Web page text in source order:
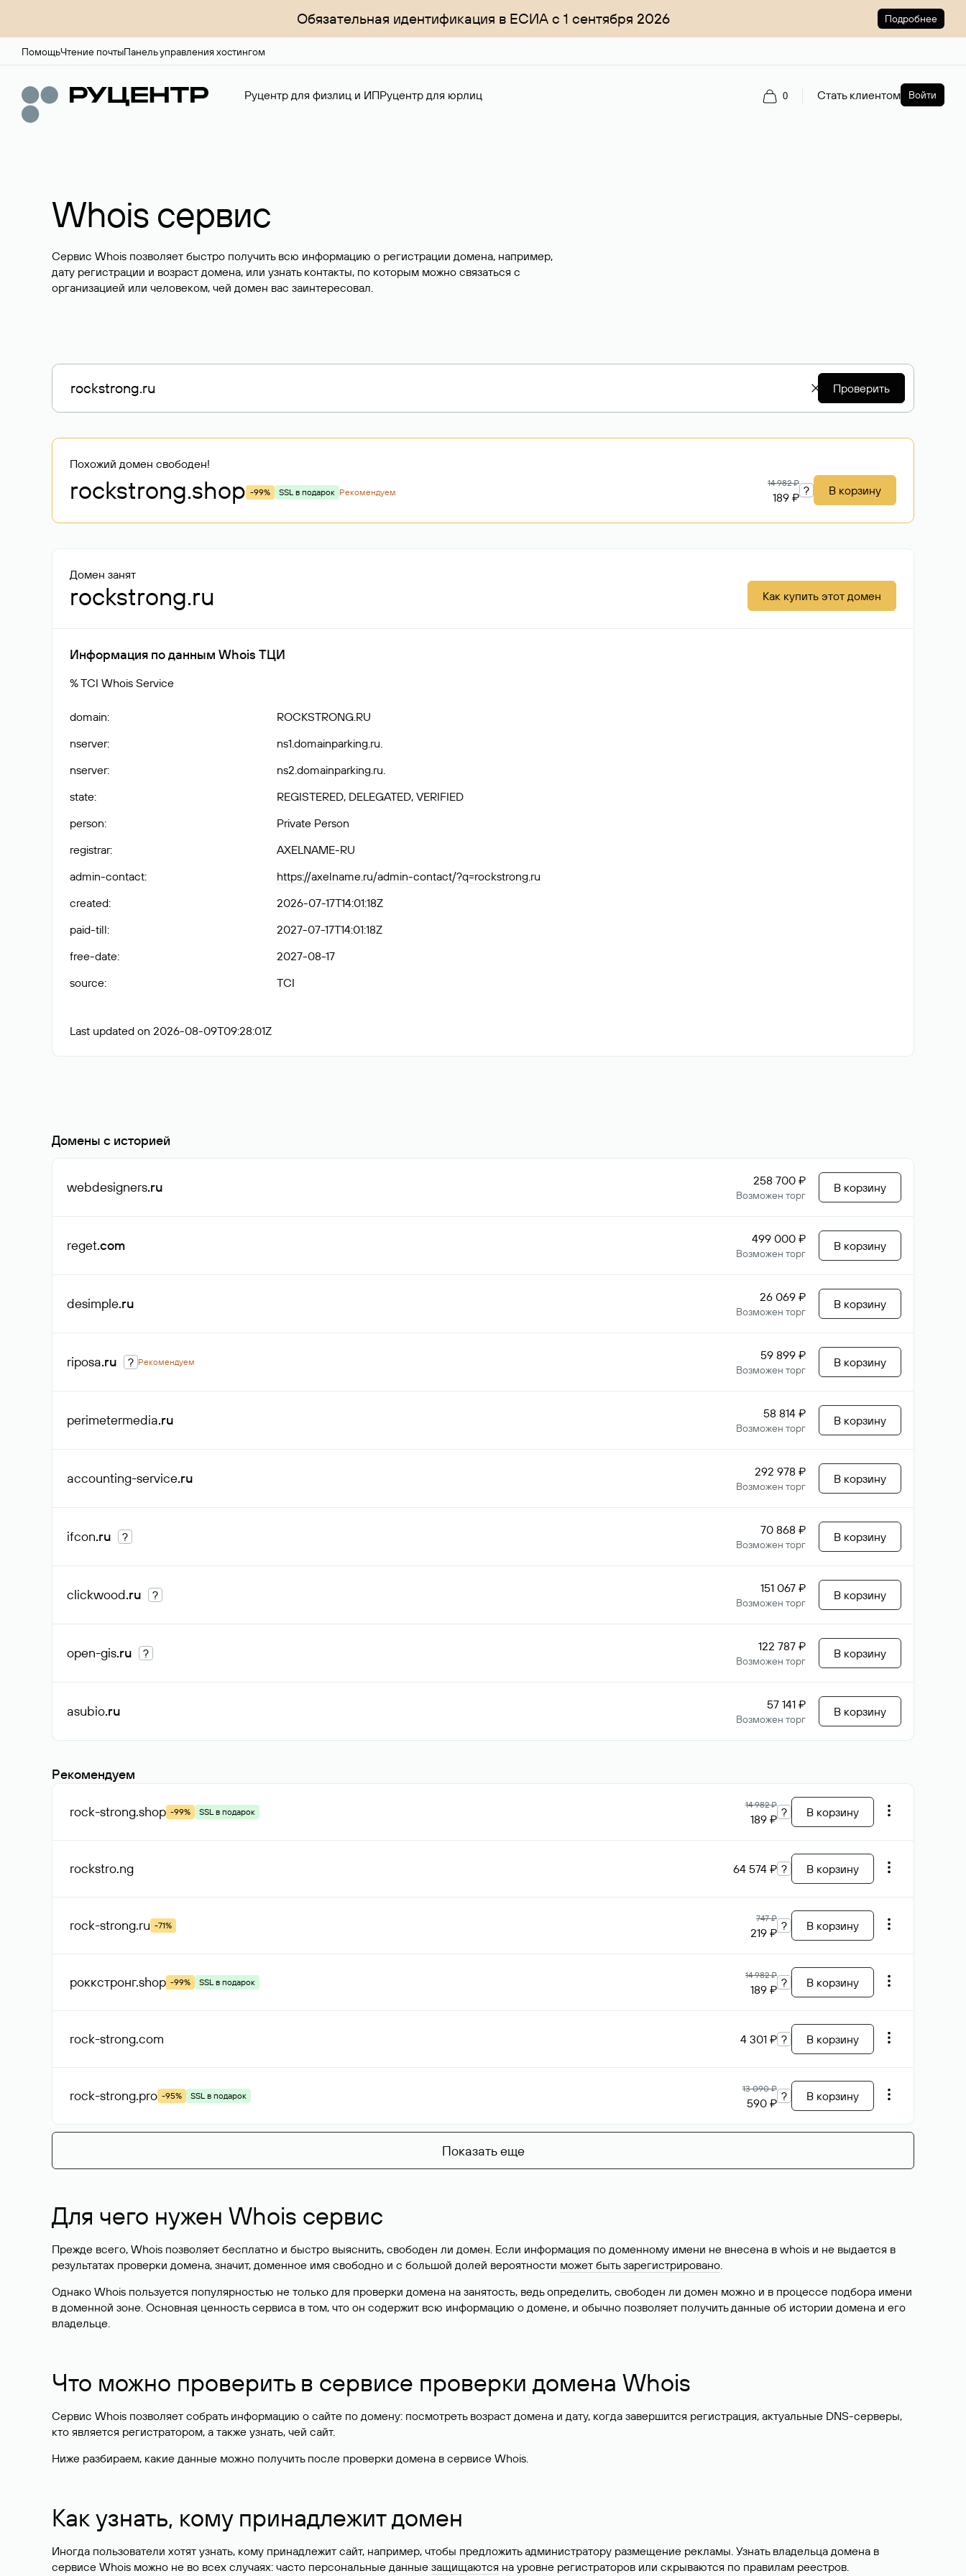
Обязательная идентификация в ЕСИА с 1 сентября 2026 Подробнее
ПомощьЧтение почтыПанель управления хостингом
Руцентр для физлиц и ИПРуцентр для юрлиц 0 Стать клиентом Войти
Whois сервис
Сервис Whois позволяет быстро получить всю информацию о регистрации домена, например,
дату регистрации и возраст домена, или узнать контакты, по которым можно связаться с
организацией или человеком, чей домен вас заинтересовал.
Проверить
Похожий домен свободен!
rockstrong.shop -99% SSL в подарок Рекомендуем
14 982 ₽
189 ₽ ? В корзину
Домен занят
rockstrong.ru Как купить этот домен
Информация по данным Whois ТЦИ
% TCI Whois Service
domain:
ROCKSTRONG.RU
nserver:
ns1.domainparking.ru.
nserver:
ns2.domainparking.ru.
state:
REGISTERED, DELEGATED, VERIFIED
person:
Private Person
registrar:
AXELNAME-RU
admin-contact:
https://axelname.ru/admin-contact/?q=rockstrong.ru
created:
2026-07-17T14:01:18Z
paid-till:
2027-07-17T14:01:18Z
free-date:
2027-08-17
source: TCI
Last updated on 2026-08-09T09:28:01Z
Домены с историей
webdesigners.ru 258 700 ₽
Возможен торг
В корзину
reget.com 499 000 ₽
Возможен торг
В корзину
desimple.ru 26 069 ₽
Возможен торг
В корзину
riposa.ru ? Рекомендуем 59 899 ₽
Возможен торг
В корзину
perimetermedia.ru 58 814 ₽
Возможен торг
В корзину
accounting-service.ru 292 978 ₽
Возможен торг
В корзину
ifcon.ru ? 70 868 ₽
Возможен торг
В корзину
clickwood.ru ? 151 067 ₽
Возможен торг
В корзину
open-gis.ru ? 122 787 ₽
Возможен торг
В корзину
asubio.ru 57 141 ₽
Возможен торг
В корзину
Рекомендуем
rock-strong.shop -99% SSL в подарок
14 982 ₽
189 ₽ ? В корзину
rockstro.ng 64 574 ₽ ? В корзину
rock-strong.ru -71%
747 ₽
219 ₽ ? В корзину
роккстронг.shop -99% SSL в подарок
14 982 ₽
189 ₽ ? В корзину
rock-strong.com 4 301 ₽ ? В корзину
rock-strong.pro -95% SSL в подарок
13 090 ₽
590 ₽ ? В корзину
Показать еще
Для чего нужен Whois сервис
Прежде всего, Whois позволяет бесплатно и быстро выяснить, свободен ли домен. Если информация по доменному имени не внесена в whois и не выдается в
результатах проверки домена, значит, доменное имя свободно и с большой долей вероятности может быть зарегистрировано.
Однако Whois пользуется популярностью не только для проверки домена на занятость, ведь определить, свободен ли домен можно и в процессе подбора имени
в доменной зоне. Основная ценность сервиса в том, что он содержит всю информацию о домене, и обычно позволяет получить данные об истории домена и его
владельце.
Что можно проверить в сервисе проверки домена Whois
Сервис Whois позволяет собрать информацию о сайте по домену: посмотреть возраст домена и дату, когда завершится регистрация, актуальные DNS-серверы,
кто является регистратором, а также узнать, чей сайт.
Ниже разбираем, какие данные можно получить после проверки домена в сервисе Whois.
Как узнать, кому принадлежит домен
Иногда пользователи хотят узнать, кому принадлежит сайт, например, чтобы предложить администратору размещение рекламы. Узнать владельца домена в
сервисе Whois можно не во всех случаях: часто персональные данные защищаются на уровне регистраторов или скрываются по правилам реестров.